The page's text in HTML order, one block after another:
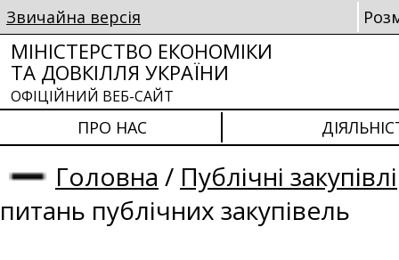
Звичайна версія
МІНІСТЕРСТВО ЕКОНОМІКИ
ТА ДОВКІЛЛЯ УКРАЇНИ
ОФІЦІЙНИЙ ВЕБ-САЙТ
ПРО НАС
Головна / Публічні закупівлі
питань публічних закупівель